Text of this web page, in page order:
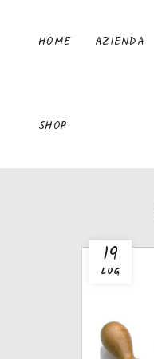
HOME AZIENDA
SHOP
19
LUG